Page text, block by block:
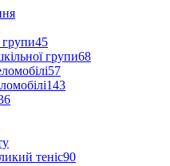
групи45
групи68
57
143
теніс90